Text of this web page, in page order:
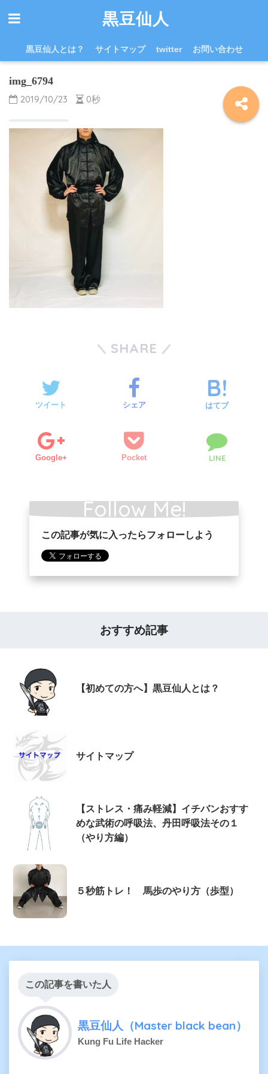
黒豆仙人
黒豆仙人とは？ サイトマップ twitter お問い合わせ
img_6794
2019/10/23 0秒
SHARE
ツイート シェア はてブ
Google+ Pocket LINE
Follow Me!
この記事が気に入ったらフォローしよう
おすすめ記事
【初めての方へ】黒豆仙人とは？
サイトマップ
【ストレス・痛み軽減】イチバンおすす
めな武術の呼吸法、丹田呼吸法その１
（やり方編）
５秒筋トレ！ 馬歩のやり方（歩型）
この記事を書いた人
黒豆仙人（Master black bean）
Kung Fu Life Hacker